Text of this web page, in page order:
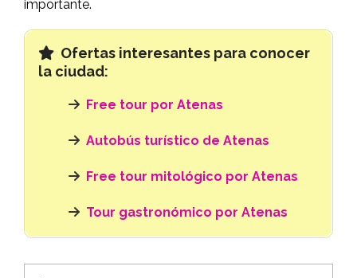
importante.
Ofertas interesantes para conocer
la ciudad:
Free tour por Atenas
Autobús turístico de Atenas
Free tour mitológico por Atenas
Tour gastronómico por Atenas